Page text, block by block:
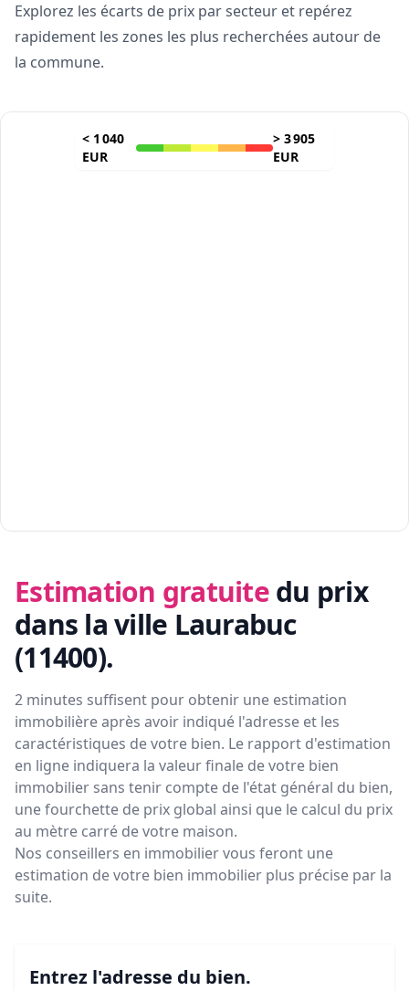
Explorez les écarts de prix par secteur et repérez
rapidement les zones les plus recherchées autour de
la commune.
< 1 040
EUR
> 3 905
EUR
Estimation gratuite du prix
dans la ville Laurabuc
(11400).
2 minutes suffisent pour obtenir une estimation
immobilière après avoir indiqué l'adresse et les
caractéristiques de votre bien. Le rapport d'estimation
en ligne indiquera la valeur finale de votre bien
immobilier sans tenir compte de l'état général du bien,
une fourchette de prix global ainsi que le calcul du prix
au mètre carré de votre maison.
Nos conseillers en immobilier vous feront une
estimation de votre bien immobilier plus précise par la
suite.
Entrez l'adresse du bien.